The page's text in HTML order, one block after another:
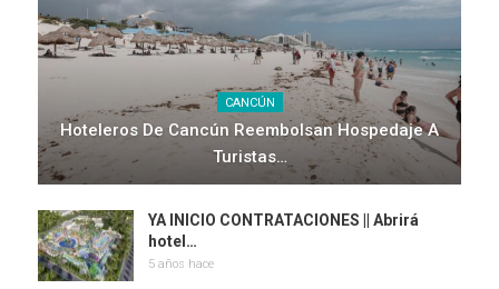
CANCÚN
Hoteleros De Cancún Reembolsan Hospedaje A
Turistas…
YA INICIO CONTRATACIONES || Abrirá
hotel…
5 años hace